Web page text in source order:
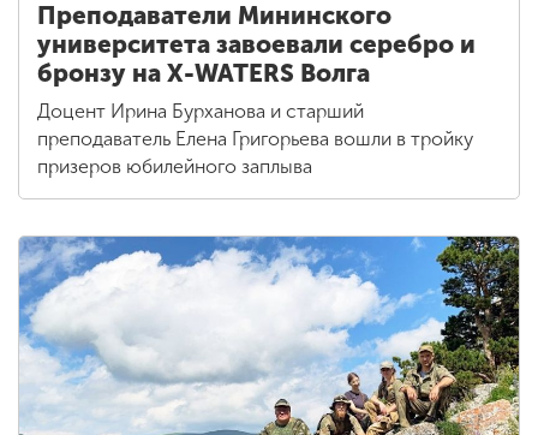
Преподаватели Мининского
университета завоевали серебро и
бронзу на X-WATERS Волга
Доцент Ирина Бурханова и старший
преподаватель Елена Григорьева вошли в тройку
призеров юбилейного заплыва